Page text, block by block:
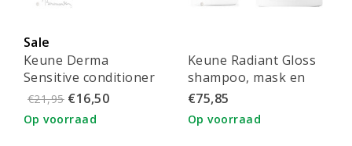
Sale
Keune Derma
Sensitive conditioner
250ml
€21,95 €16,50
Op voorraad
Keune Radiant Gloss
shampoo, mask en
glans serum
€75,85
Op voorraad